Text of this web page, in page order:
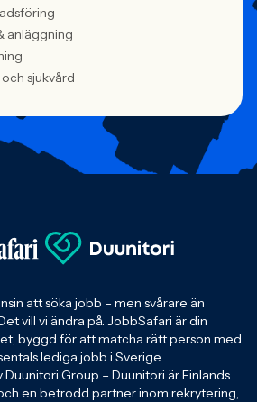
anläggning
sjukvård
att söka jobb – men svårare än
vill vi ändra på. JobbSafari är din
byggd för att matcha rätt person med
lediga jobb i Sverige.
Group – Duunitori är Finlands
en betrodd partner inom rekrytering,